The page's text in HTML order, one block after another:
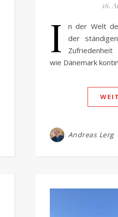
16.
I
n der Welt
der
wie Dänemark
Andreas Lerg